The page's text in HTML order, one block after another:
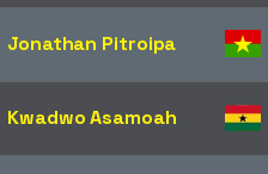
Jonathan Pitroipa
Kwadwo Asamoah